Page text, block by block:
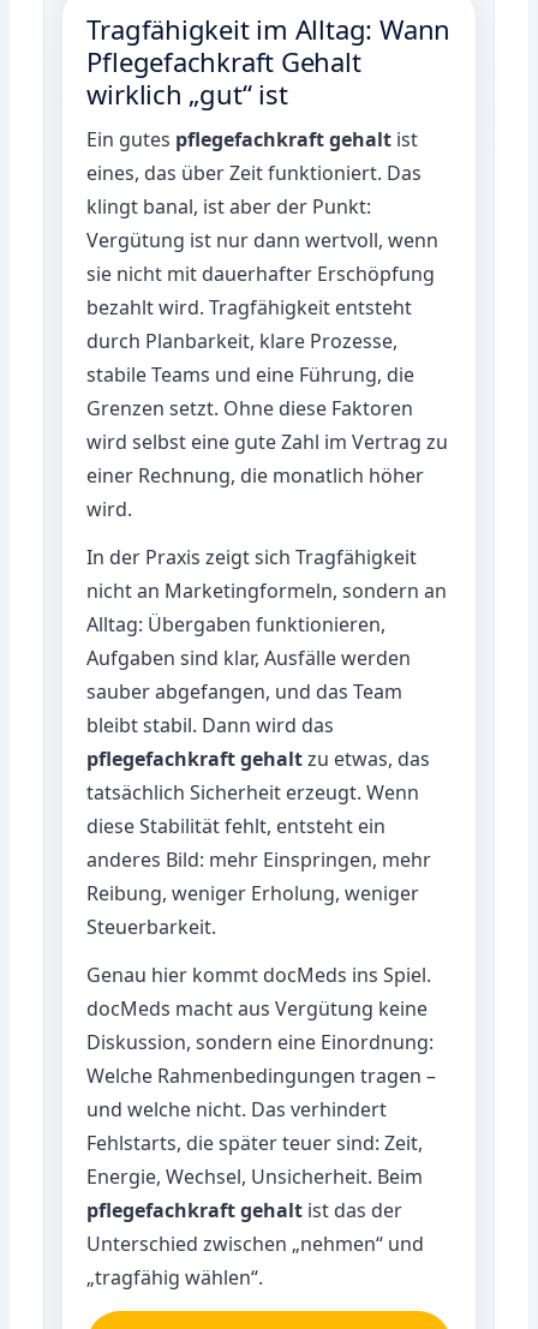
Tragfähigkeit im Alltag: Wann
Pflegefachkraft Gehalt
wirklich „gut“ ist
Ein gutes pflegefachkraft gehalt ist
eines, das über Zeit funktioniert. Das
klingt banal, ist aber der Punkt:
Vergütung ist nur dann wertvoll, wenn
sie nicht mit dauerhafter Erschöpfung
bezahlt wird. Tragfähigkeit entsteht
durch Planbarkeit, klare Prozesse,
stabile Teams und eine Führung, die
Grenzen setzt. Ohne diese Faktoren
wird selbst eine gute Zahl im Vertrag zu
einer Rechnung, die monatlich höher
wird.
In der Praxis zeigt sich Tragfähigkeit
nicht an Marketingformeln, sondern an
Alltag: Übergaben funktionieren,
Aufgaben sind klar, Ausfälle werden
sauber abgefangen, und das Team
bleibt stabil. Dann wird das
pflegefachkraft gehaltzu etwas, das
tatsächlich Sicherheit erzeugt. Wenn
diese Stabilität fehlt, entsteht ein
anderes Bild: mehr Einspringen, mehr
Reibung, weniger Erholung, weniger
Steuerbarkeit.
Genau hier kommt docMeds ins Spiel.
docMeds macht aus Vergütung keine
Diskussion, sondern eine Einordnung:
Welche Rahmenbedingungen tragen –
und welche nicht. Das verhindert
Fehlstarts, die später teuer sind: Zeit,
Energie, Wechsel, Unsicherheit. Beim
pflegefachkraft gehalt ist das der
Unterschied zwischen „nehmen“ und
„tragfähig wählen“.